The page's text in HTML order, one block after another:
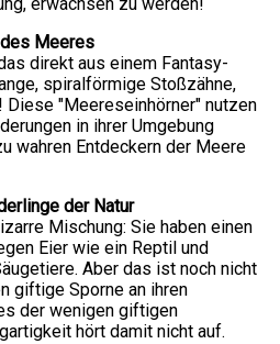
erwachsen zu werden!
des Meeres
direkt aus einem Fantasy-
spiralförmige Stoßzähne,
"Meereseinhörner" nutzen
in ihrer Umgebung
wahren Entdeckern der Meere
der Natur
Mischung: Sie haben einen
Eier wie ein Reptil und
Aber das ist noch nicht
giftige Sporne an ihren
der wenigen giftigen
hört damit nicht auf.